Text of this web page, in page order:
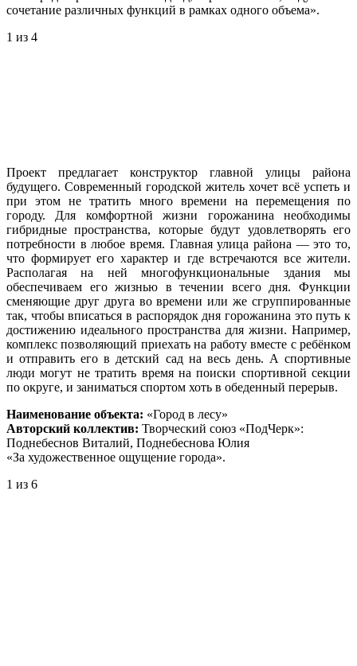
сочетание различных функций в рамках одного объема».
1 из 4
Проект предлагает конструктор главной улицы района
будущего. Современный городской житель хочет всё успеть и
при этом не тратить много времени на перемещения по
городу. Для комфортной жизни горожанина необходимы
гибридные пространства, которые будут удовлетворять его
потребности в любое время. Главная улица района — это то,
что формирует его характер и где встречаются все жители.
Располагая на ней многофункциональные здания мы
обеспечиваем его жизнью в течении всего дня. Функции
сменяющие друг друга во времени или же сгруппированные
так, чтобы вписаться в распорядок дня горожанина это путь к
достижению идеального пространства для жизни. Например,
комплекс позволяющий приехать на работу вместе с ребёнком
и отправить его в детский сад на весь день. А спортивные
люди могут не тратить время на поиски спортивной секции
по округе, и заниматься спортом хоть в обеденный перерыв.
Наименование объекта: «Город в лесу»
Авторский коллектив: Творческий союз «ПодЧерк»:
Поднебеснов Виталий, Поднебеснова Юлия
«За художественное ощущение города».
1 из 6